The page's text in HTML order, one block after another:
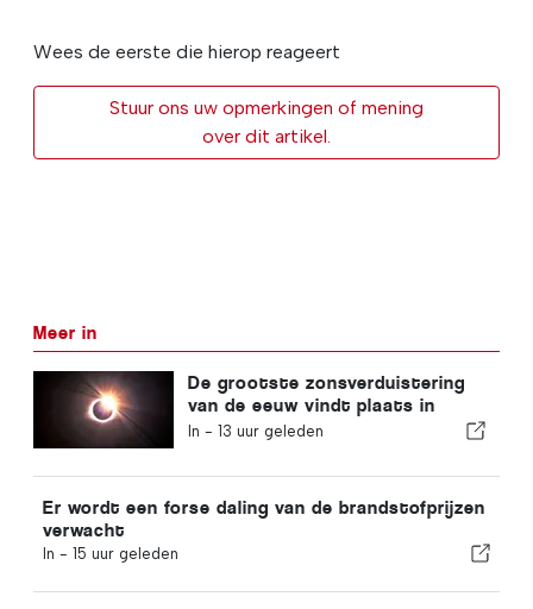
Wees de eerste die hierop reageert
Stuur ons uw opmerkingen of mening
over dit artikel.
Meer in
De grootste zonsverduistering
van de eeuw vindt plaats in
Portugal
In - 13 uur geleden
Er wordt een forse daling van de brandstofprijzen
verwacht
In - 15 uur geleden